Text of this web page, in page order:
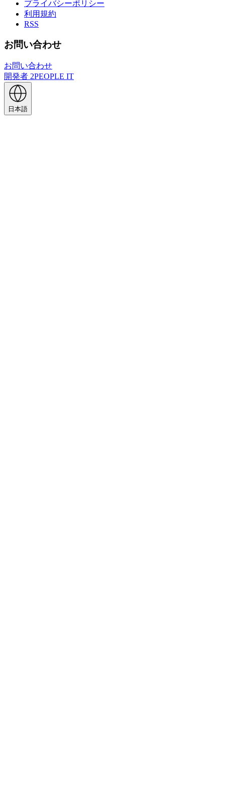
プライバシーポリシー
利用規約
RSS
お問い合わせ
お問い合わせ
開発者 2PEOPLE IT
日本語